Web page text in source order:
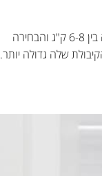
מכונת כביסה צרה מצוידת בפתח עליון ומתאימה לנישות צרות, הנפוצות בדירות או יחידות דיור קטנות. קיבולת המכונה נעה בין 6-8 ק"ג והבחירה
שלה גדולה יותר.